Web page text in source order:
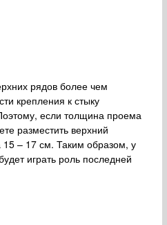
рядов более чем
крепления к стыку
если толщина проема
разместить верхний
– 17 см. Таким образом, у
играть роль последней